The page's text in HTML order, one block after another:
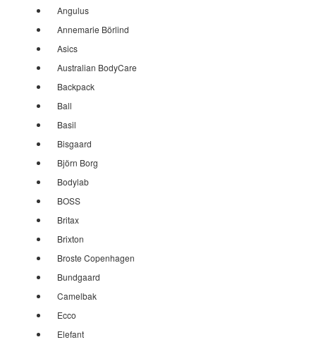
Angulus
Annemarie Börlind
Asics
Australian BodyCare
Backpack
Ball
Basil
Bisgaard
Björn Borg
Bodylab
BOSS
Britax
Brixton
Broste Copenhagen
Bundgaard
Camelbak
Ecco
Elefant